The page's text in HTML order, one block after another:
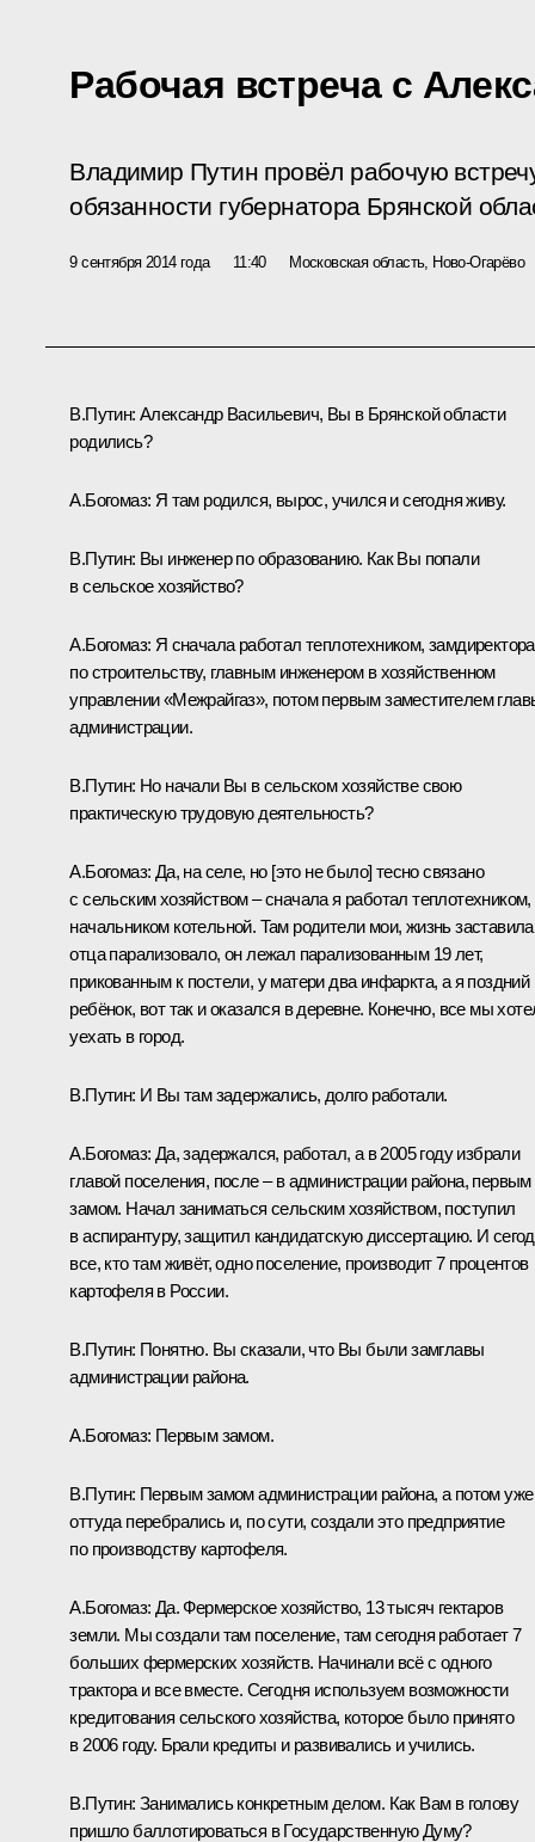
Рабочая встреча с
Владимир Путин провёл рабочую
обязанности губернатора Брянской
9 сентября 2014 года 11:40 Московская область, Ново-Огарёво
В.Путин: Александр Васильевич, Вы в Брянской области
родились?
А.Богомаз: Я там родился, вырос, учился и сегодня живу.
В.Путин: Вы инженер по образованию. Как Вы попали
в сельское хозяйство?
А.Богомаз: Я сначала работал теплотехником, замдиректора
по строительству, главным инженером в хозяйственном
управлении «Межрайгаз», потом первым заместителем
администрации.
В.Путин: Но начали Вы в сельском хозяйстве свою
практическую трудовую деятельность?
А.Богомаз: Да, на селе, но [это не было] тесно связано
с сельским хозяйством – сначала я работал теплотехником,
начальником котельной. Там родители мои, жизнь
отца парализовало, он лежал парализованным 19 лет,
прикованным к постели, у матери два инфаркта, а я поздний
ребёнок, вот так и оказался в деревне. Конечно, все мы
уехать в город.
В.Путин: И Вы там задержались, долго работали.
А.Богомаз: Да, задержался, работал, а в 2005 году избрали
главой поселения, после – в администрации района, первым
замом. Начал заниматься сельским хозяйством, поступил
в аспирантуру, защитил кандидатскую диссертацию. И
все, кто там живёт, одно поселение, производит 7 процентов
картофеля в России.
В.Путин: Понятно. Вы сказали, что Вы были замглавы
администрации района.
А.Богомаз: Первым замом.
В.Путин: Первым замом администрации района, а потом уже
оттуда перебрались и, по сути, создали это предприятие
по производству картофеля.
А.Богомаз: Да. Фермерское хозяйство, 13 тысяч гектаров
земли. Мы создали там поселение, там сегодня работает 7
больших фермерских хозяйств. Начинали всё с одного
трактора и все вместе. Сегодня используем возможности
кредитования сельского хозяйства, которое было принято
в 2006 году. Брали кредиты и развивались и учились.
В.Путин: Занимались конкретным делом. Как Вам в голову
пришло баллотироваться в Государственную Думу?